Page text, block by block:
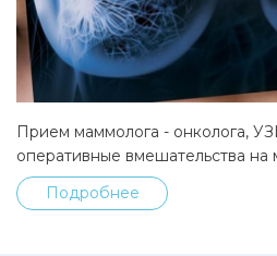
Прием маммолога - онколога,
оперативные вмешательства
Подробнее